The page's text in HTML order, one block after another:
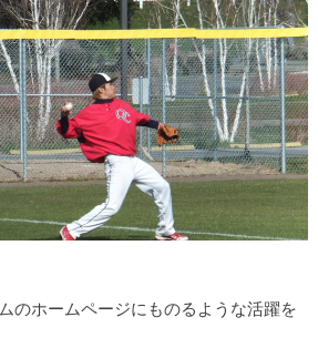
のホームページにものるような活躍を